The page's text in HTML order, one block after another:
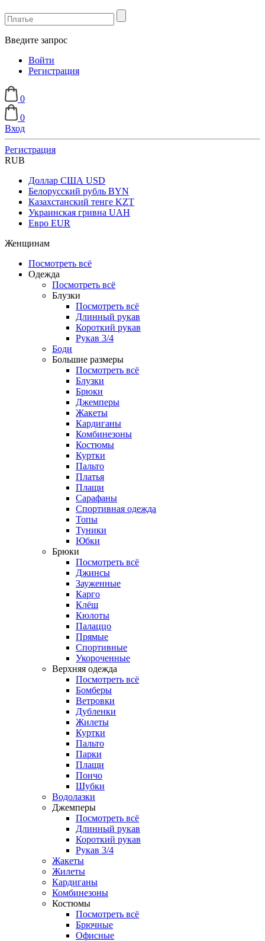
Введите запрос
Войти
Регистрация
0
0
Вход
Регистрация
RUB
Доллар США USD
Белорусский рубль BYN
Казахстанский тенге KZT
Украинская гривна UAH
Евро EUR
Женщинам
Посмотреть всё
Одежда
Посмотреть всё
Блузки
Посмотреть всё
Длинный рукав
Короткий рукав
Рукав 3/4
Боди
Большие размеры
Посмотреть всё
Блузки
Брюки
Джемперы
Жакеты
Кардиганы
Комбинезоны
Костюмы
Куртки
Пальто
Платья
Плащи
Сарафаны
Спортивная одежда
Топы
Туники
Юбки
Брюки
Посмотреть всё
Джинсы
Зауженные
Карго
Клёш
Кюлоты
Палаццо
Прямые
Спортивные
Укороченные
Верхняя одежда
Посмотреть всё
Бомберы
Ветровки
Дубленки
Жилеты
Куртки
Пальто
Парки
Плащи
Пончо
Шубки
Водолазки
Джемперы
Посмотреть всё
Длинный рукав
Короткий рукав
Рукав 3/4
Жакеты
Жилеты
Кардиганы
Комбинезоны
Костюмы
Посмотреть всё
Брючные
Офисные